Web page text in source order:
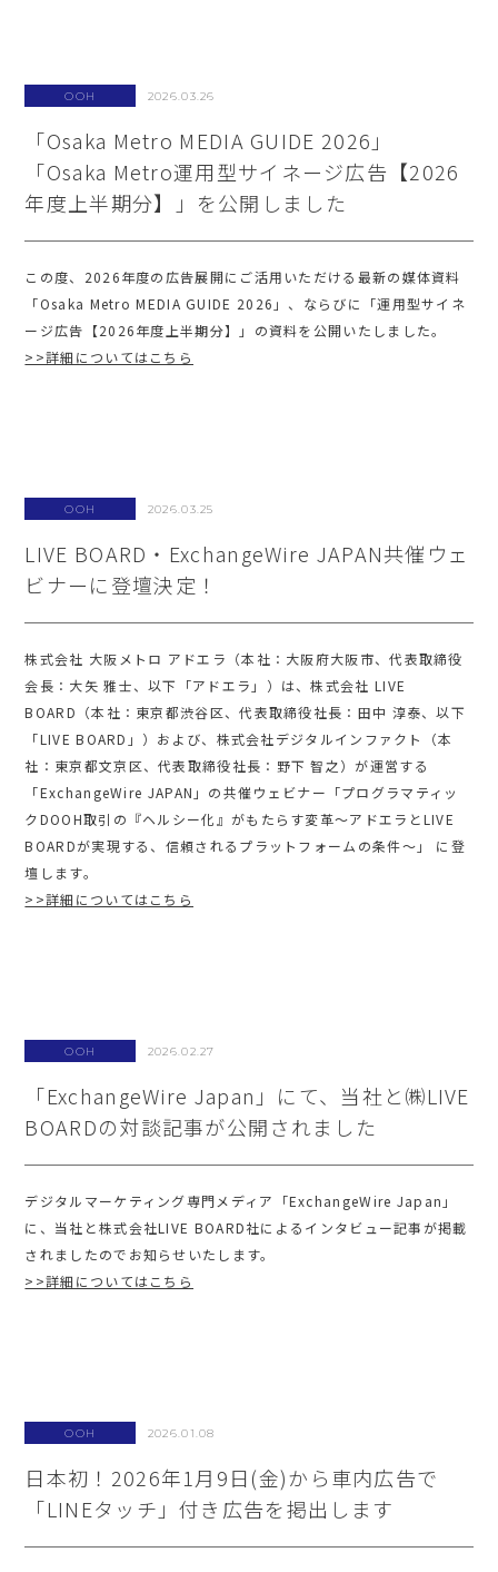
OOH 2026.03.26
「Osaka Metro MEDIA GUIDE 2026」
「Osaka Metro運用型サイネージ広告【2026
年度上半期分】」を公開しました
この度、2026年度の広告展開にご活用いただける最新の媒体資料
「Osaka Metro MEDIA GUIDE 2026」、ならびに「運用型サイネ
ージ広告【2026年度上半期分】」の資料を公開いたしました。
>>詳細についてはこちら
OOH 2026.03.25
LIVE BOARD・ExchangeWire JAPAN共催ウェ
ビナーに登壇決定！
株式会社 大阪メトロ アドエラ（本社：大阪府大阪市、代表取締役
会長：大矢 雅士、以下「アドエラ」）は、株式会社 LIVE
BOARD（本社：東京都渋谷区、代表取締役社長：田中 淳泰、以下
「LIVE BOARD」）および、株式会社デジタルインファクト（本
社：東京都文京区、代表取締役社長：野下 智之）が運営する
「ExchangeWire JAPAN」の共催ウェビナー「プログラマティッ
クDOOH取引の『ヘルシー化』がもたらす変革～アドエラとLIVE
BOARDが実現する、信頼されるプラットフォームの条件～」 に登
壇します。
>>詳細についてはこちら
OOH 2026.02.27
「ExchangeWire Japan」にて、当社と㈱LIVE
BOARDの対談記事が公開されました
デジタルマーケティング専門メディア「ExchangeWire Japan」
に、当社と株式会社LIVE BOARD社によるインタビュー記事が掲載
されましたのでお知らせいたします。
>>詳細についてはこちら
OOH 2026.01.08
日本初！2026年1月9日(金)から車内広告で
「LINEタッチ」付き広告を掲出します